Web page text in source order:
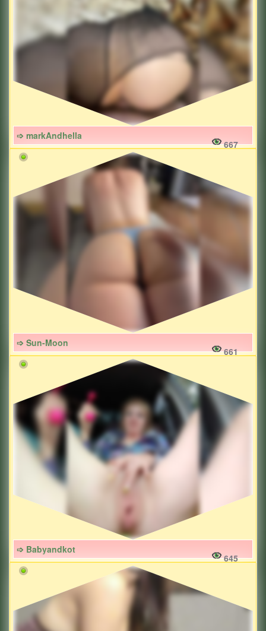
➩ markAndhella
667
➩ Sun-Moon
661
➩ Babyandkot
645